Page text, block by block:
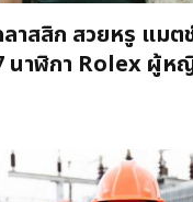
าสสิก สวยหรู แมต
นาฬิกา Rolex ผู้ห